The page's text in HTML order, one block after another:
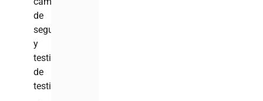
de
seguridad
y
testimonios
de
testigos.